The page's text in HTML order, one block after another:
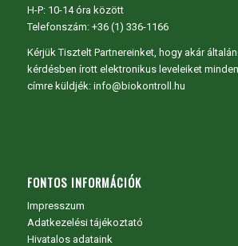
H-P: 10-14 óra között
Telefonszám: +36 (1) 336-1166
Kérjük Tisztelt Partnereinket, hogy akár
kérdésben írott elektronikus leveleiket
címre küldjék: info@biokontroll.hu
FONTOS INFORMÁCIÓK
Impresszum
Adatkezelési tájékoztató
Hivatalos adataink